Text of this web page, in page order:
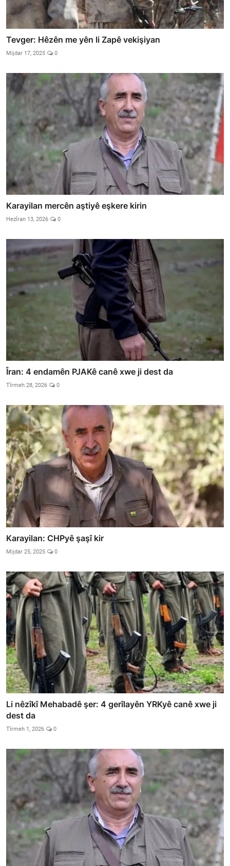
Tevger: Hêzên me yên li Zapê vekişiyan
Mijdar 17, 2025 0
Karayilan mercên aştiyê eşkere kirin
Hezîran 13, 2026 0
Îran: 4 endamên PJAKê canê xwe ji dest da
Tîrmeh 28, 2026 0
Karayilan: CHPyê şaşî kir
Mijdar 25, 2025 0
Li nêzîkî Mehabadê şer: 4 gerîlayên YRKyê canê xwe ji
dest da
Tîrmeh 1, 2026 0